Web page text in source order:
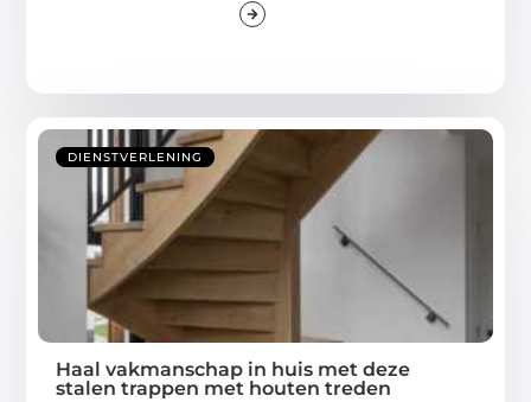
DIENSTVERLENING
Haal vakmanschap in huis met deze
stalen trappen met houten treden